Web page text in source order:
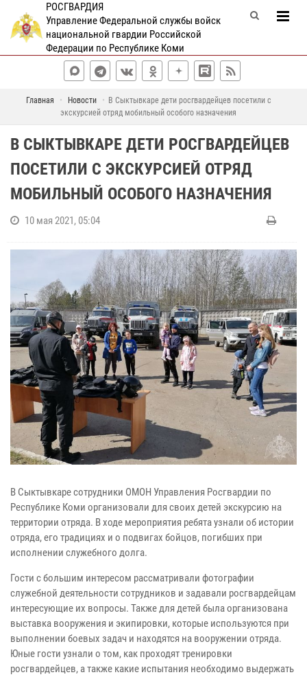
РОСГВАРДИЯ
Управление Федеральной службы войск
национальной гвардии Российской
Федерации по Республике Коми
Главная Новости
В Сыктывкаре дети росгвардейцев посетили с
экскурсией отряд мобильный особого назначения
В СЫКТЫВКАРЕ ДЕТИ РОСГВАРДЕЙЦЕВ
ПОСЕТИЛИ С ЭКСКУРСИЕЙ ОТРЯД
МОБИЛЬНЫЙ ОСОБОГО НАЗНАЧЕНИЯ
10 мая 2021, 05:04
В Сыктывкаре сотрудники ОМОН Управления Росгвардии по
Республике Коми организовали для своих детей экскурсию на
территории отряда. В ходе мероприятия ребята узнали об истории
отряда, его традициях и о подвигах бойцов, погибших при
исполнении служебного долга.
Гости с большим интересом рассматривали фотографии
служебной деятельности сотрудников и задавали росгвардейцам
интересующие их вопросы. Также для детей была организована
выставка вооружения и экипировки, которые используются при
выполнении боевых задач и находятся на вооружении отряда.
Юные гости узнали о том, как проходят тренировки
росгвардейцев, а также какие испытания необходимо выдержать